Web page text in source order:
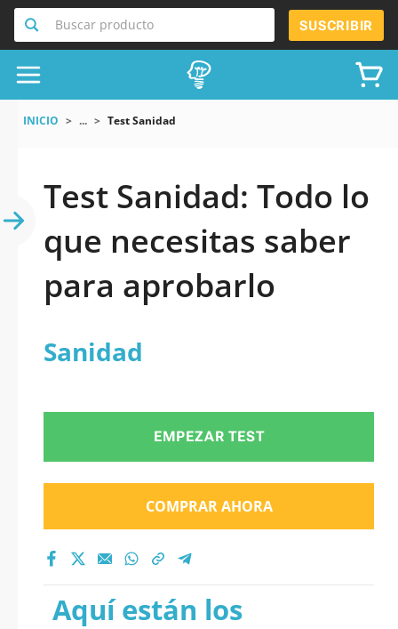
Buscar producto SUSCRIBIR
INICIO ... Test Sanidad
Test Sanidad: Todo lo
que necesitas saber
para aprobarlo
Sanidad
EMPEZAR TEST
COMPRAR AHORA
Aquí están los